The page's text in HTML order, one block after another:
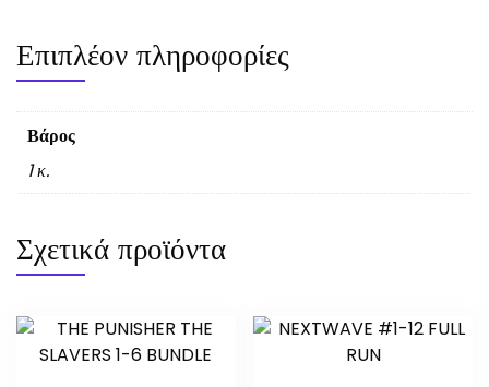
Επιπλέον πληροφορίες
Βάρος
1 κ.
Σχετικά προϊόντα